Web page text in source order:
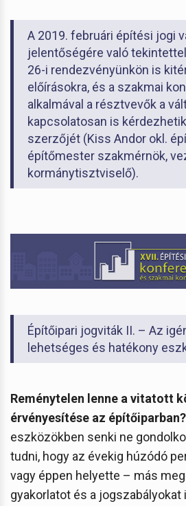
A 2019. februári építési jogi
jelentőségére való tekintettel
26-i rendezvényünkön is
előírásokra, és a szakmai
alkalmával a résztvevők a
kapcsolatosan is
szerzőjét (Kiss Andor okl.
építőmester szakmérnök,
kormánytisztviselő).
Építőipari jogviták II. – Az
lehetséges és hatékony
Reménytelen lenne a vitatott
érvényesítése az építőiparban?
eszközökben senki ne
tudni, hogy az évekig húzódó
vagy éppen helyette – más
gyakorlatot és a jogszabályokat